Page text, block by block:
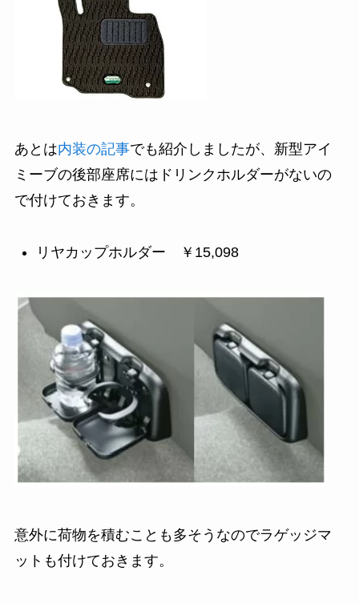
あとは内装の記事でも紹介しましたが、新型アイ
ミーブの後部座席にはドリンクホルダーがないの
で付けておきます。
リヤカップホルダー ￥15,098
意外に荷物を積むことも多そうなのでラゲッジマ
ットも付けておきます。